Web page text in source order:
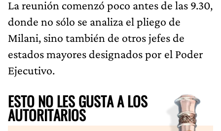
La reunión comenzó poco antes de las 9.30,
donde no sólo se analiza el pliego de
Milani, sino también de otros jefes de
estados mayores designados por el Poder
Ejecutivo.
ESTO NO LES GUSTA A LOS
AUTORITARIOS